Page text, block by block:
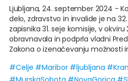
Ljubljana, 24. september 2024 -
delo, zdravstvo in invalide je na
zapisnika 31. seje komisije, v
obravnavala in podprla vladni
Zakona o izenačevanju možnosti
posebne socialne programe za
#Celje #Maribor #ljubljana #